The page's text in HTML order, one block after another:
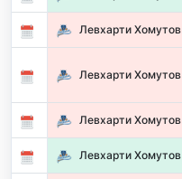
Левхарти Хомутов
Левхарти Хомутов
Левхарти Хомутов
Левхарти Хомутов